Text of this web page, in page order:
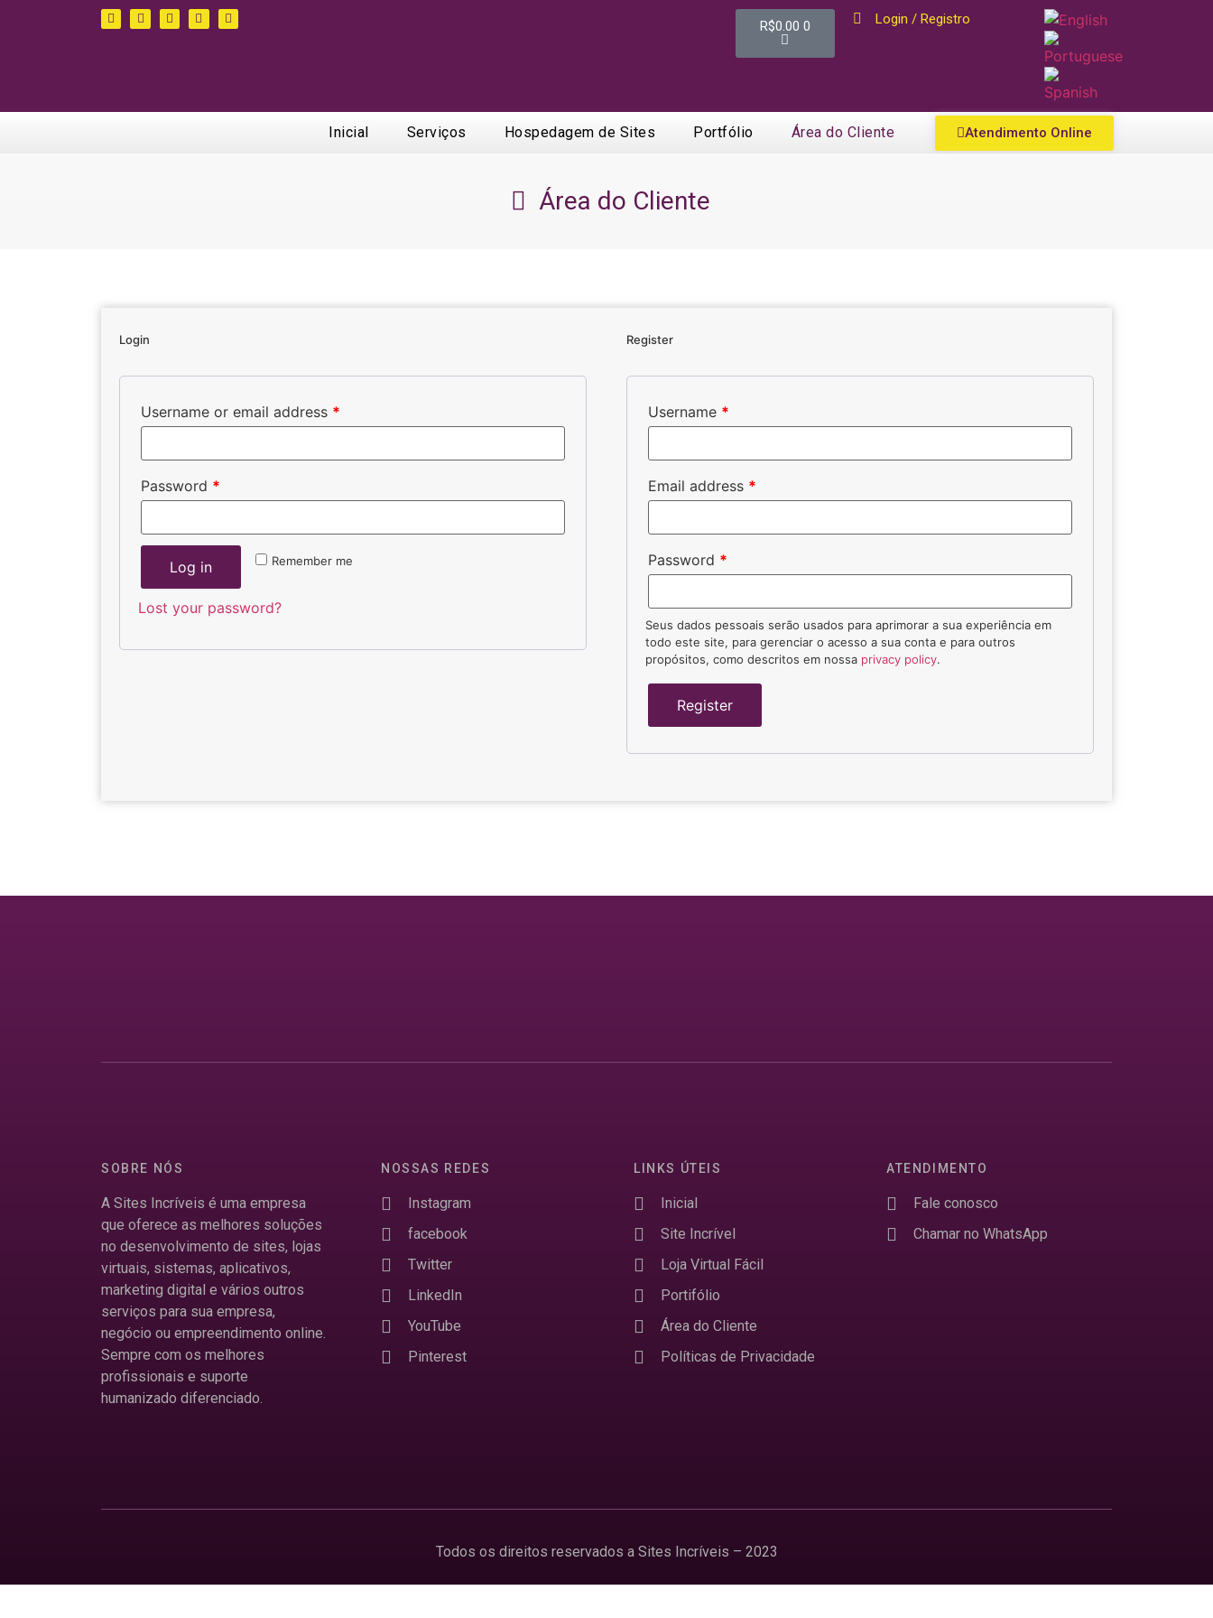
R$0.00 0 Login / Registro
Inicial Serviços Hospedagem de Sites Portfólio Área do Cliente Atendimento Online
Área do Cliente
Login
Username or email address *
Password *
Remember me
Log in
Lost your password?
Register
Username *
Email address *
Password *
Seus dados pessoais serão usados para aprimorar a sua experiência em
todo este site, para gerenciar o acesso a sua conta e para outros
propósitos, como descritos em nossa privacy policy.
Register
SOBRE NÓS
A Sites Incríveis é uma empresa
que oferece as melhores soluções
no desenvolvimento de sites, lojas
virtuais, sistemas, aplicativos,
marketing digital e vários outros
serviços para sua empresa,
negócio ou empreendimento online.
Sempre com os melhores
profissionais e suporte
humanizado diferenciado.
NOSSAS REDES
Instagram
facebook
Twitter
LinkedIn
YouTube
Pinterest
LINKS ÚTEIS
Inicial
Site Incrível
Loja Virtual Fácil
Portifólio
Área do Cliente
Políticas de Privacidade
ATENDIMENTO
Fale conosco
Chamar no WhatsApp
Todos os direitos reservados a Sites Incríveis – 2023